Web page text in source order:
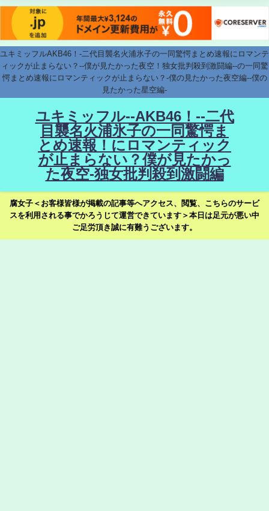
ユキミッフルAKB46！-二代目襲名火浦氷子の一同驚愕まとめ速報にロマンテ
ィックが止まらない？--僕が見たかった夜空！独女批判殺到激闘編--の一同驚
愕まとめ速報にロマンティックが止まらない？-僕の見たかった夜空編--僕の
見たかった星空編-
ユキミッフル--AKB46！--二代
目襲名火浦氷子の一同驚愕ま
とめ速報！にロマンティック
が止まらない？僕が見たかっ
た夜空-独女批判殺到激闘編
腐女子＜お客様皆様が掲載の記事等へアクセス、閲覧、こちらのサービ
スを利用される事でかろうじて運営できています＞本日は足元が悪い中
ご足労頂き誠に有難うございます。